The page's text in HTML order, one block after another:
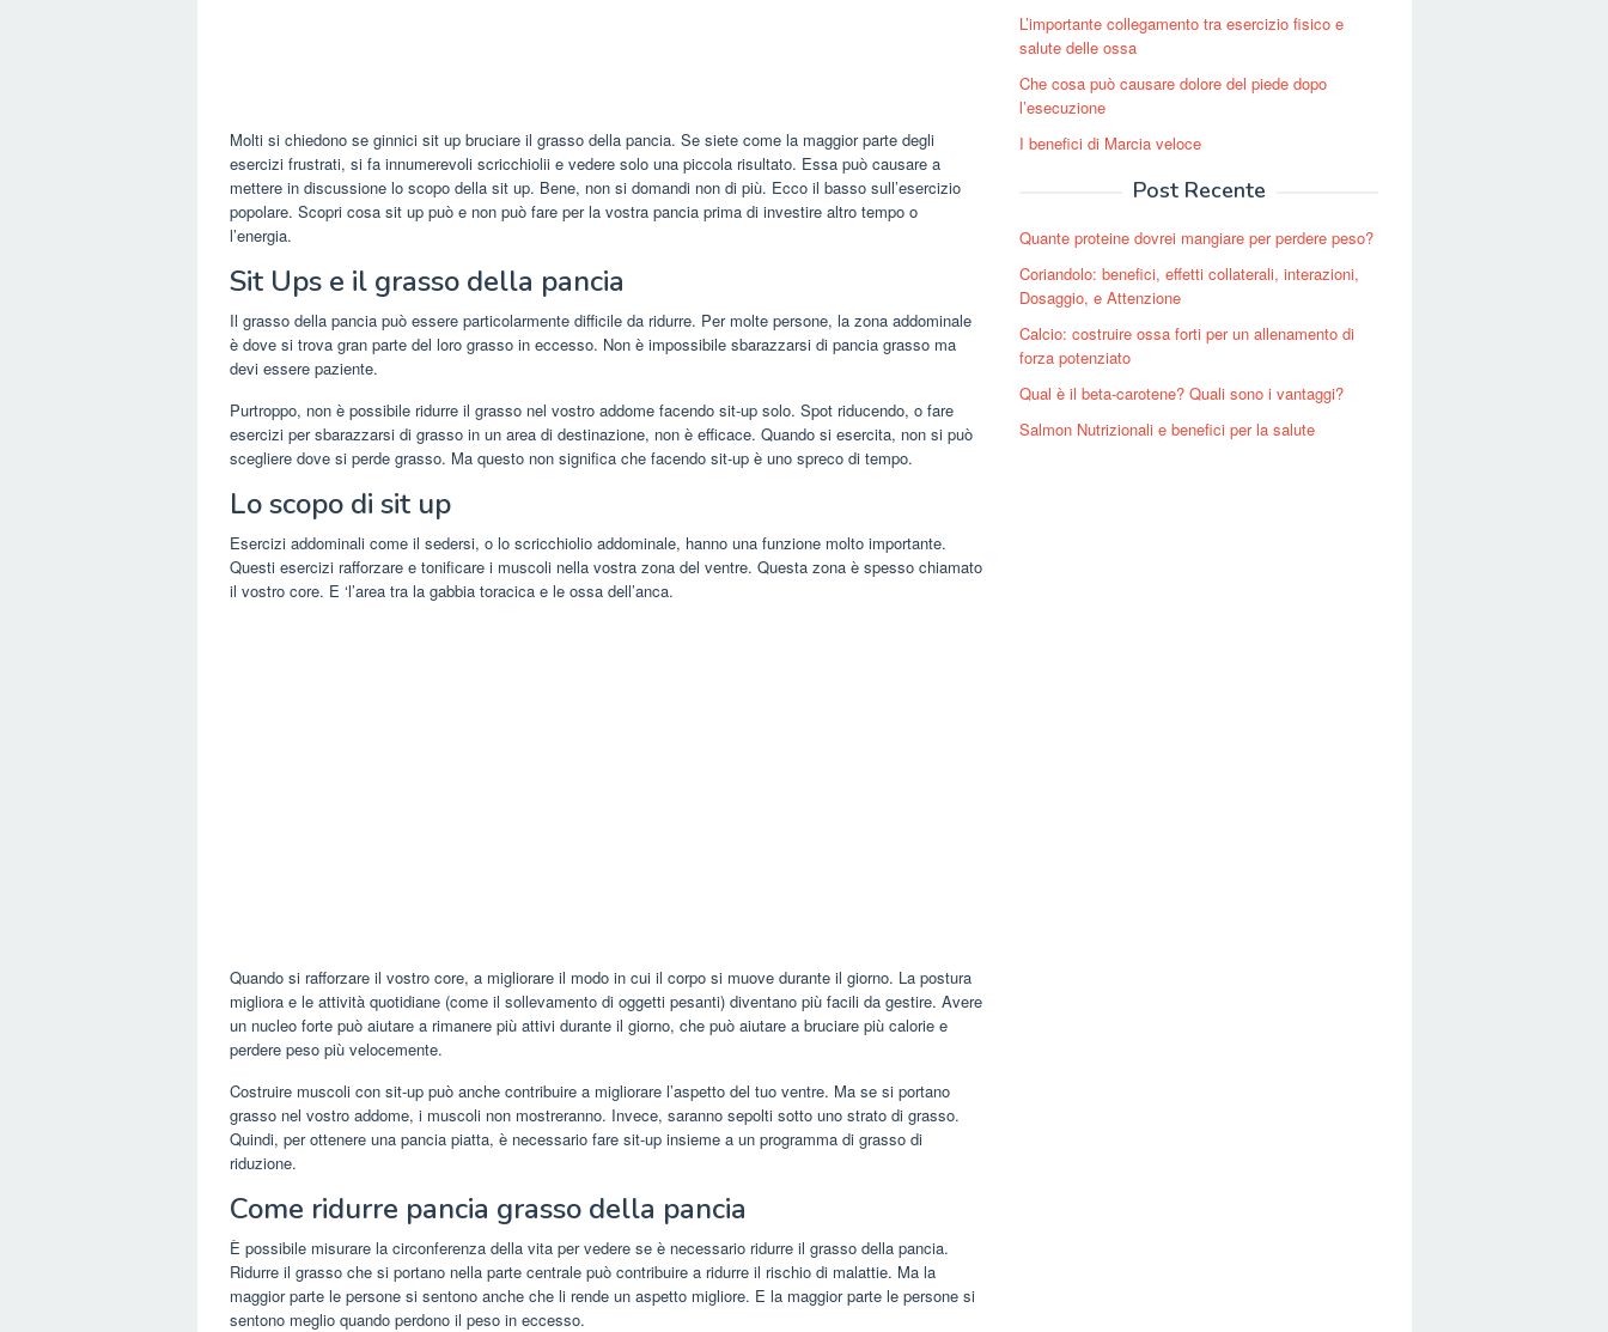
Molti si chiedono se ginnici sit up bruciare il grasso della pancia. Se siete come la maggior parte degli
esercizi frustrati, si fa innumerevoli scricchiolii e vedere solo una piccola risultato. Essa può causare a
mettere in discussione lo scopo della sit up. Bene, non si domandi non di più. Ecco il basso sull’esercizio
popolare. Scopri cosa sit up può e non può fare per la vostra pancia prima di investire altro tempo o
l’energia.
Sit Ups e il grasso della pancia
Il grasso della pancia può essere particolarmente difficile da ridurre. Per molte persone, la zona addominale
è dove si trova gran parte del loro grasso in eccesso. Non è impossibile sbarazzarsi di pancia grasso ma
devi essere paziente.
Purtroppo, non è possibile ridurre il grasso nel vostro addome facendo sit-up solo. Spot riducendo, o fare
esercizi per sbarazzarsi di grasso in un area di destinazione, non è efficace. Quando si esercita, non si può
scegliere dove si perde grasso. Ma questo non significa che facendo sit-up è uno spreco di tempo.
Lo scopo di sit up
Esercizi addominali come il sedersi, o lo scricchiolio addominale, hanno una funzione molto importante.
Questi esercizi rafforzare e tonificare i muscoli nella vostra zona del ventre. Questa zona è spesso chiamato
il vostro core. E ‘l’area tra la gabbia toracica e le ossa dell’anca.
Quando si rafforzare il vostro core, a migliorare il modo in cui il corpo si muove durante il giorno. La postura
migliora e le attività quotidiane (come il sollevamento di oggetti pesanti) diventano più facili da gestire. Avere
un nucleo forte può aiutare a rimanere più attivi durante il giorno, che può aiutare a bruciare più calorie e
perdere peso più velocemente.
Costruire muscoli con sit-up può anche contribuire a migliorare l’aspetto del tuo ventre. Ma se si portano
grasso nel vostro addome, i muscoli non mostreranno. Invece, saranno sepolti sotto uno strato di grasso.
Quindi, per ottenere una pancia piatta, è necessario fare sit-up insieme a un programma di grasso di
riduzione.
Come ridurre pancia grasso della pancia
È possibile misurare la circonferenza della vita per vedere se è necessario ridurre il grasso della pancia.
Ridurre il grasso che si portano nella parte centrale può contribuire a ridurre il rischio di malattie. Ma la
maggior parte le persone si sentono anche che li rende un aspetto migliore. E la maggior parte le persone si
sentono meglio quando perdono il peso in eccesso.
L’importante collegamento tra esercizio fisico e
salute delle ossa
Che cosa può causare dolore del piede dopo
l’esecuzione
I benefici di Marcia veloce
Post Recente
Quante proteine ​​dovrei mangiare per perdere peso?
Coriandolo: benefici, effetti collaterali, interazioni,
Dosaggio, e Attenzione
Calcio: costruire ossa forti per un allenamento di
forza potenziato
Qual è il beta-carotene? Quali sono i vantaggi?
Salmon Nutrizionali e benefici per la salute